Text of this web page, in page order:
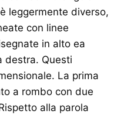
leggermente diverso,
con linee
in alto ea
destra. Questi
La prima
a rombo con due
alla parola